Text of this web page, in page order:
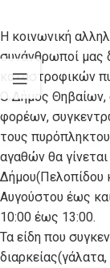
Η κοινωνική
συνάνθρωποί μας
καταστροφικών
Ο Δήμος Θηβαίων,
φορέων,
τους
αγαθών θα
Δήμου(Πελοπίδου
Αυγούστου έως
10:00 έως 13:00.
Τα είδη που